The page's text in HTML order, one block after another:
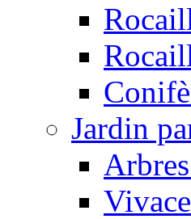
Jardin